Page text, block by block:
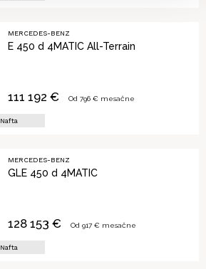
MERCEDES-BENZ
E 450 d 4MATIC All-Terrain
Nafta
111 192 € Od 796€ mesačne
MERCEDES-BENZ
GLE 450 d 4MATIC
Nafta
128 153 € Od 917€ mesačne